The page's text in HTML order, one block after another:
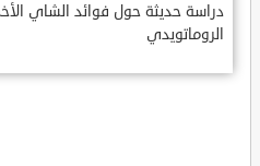
دراسة حديثة حول فوائد الشاي
الروماتويدي